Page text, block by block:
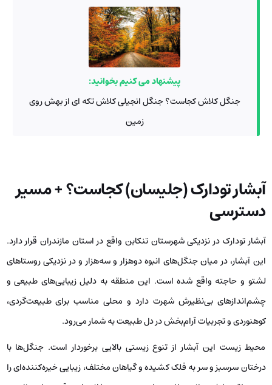
پیشنهاد می کنیم بخوانید:
جنگل کلاش کجاست؟ جنگل انجیلی کلاش تکه ای از بهش روی
زمین
آبشار تودارک (جلیسان) کجاست؟ + مسیر
دسترسی
آبشار تودارک در نزدیکی شهرستان تنکابن واقع در استان مازندران قرار دارد.
این آبشار، در میان جنگل‌های انبوه دوهزار و سه‌هزار و در نزدیکی روستاهای
لشتو و حاجته واقع شده است. این منطقه به دلیل زیبایی‌های طبیعی و
چشم‌اندازهای بی‌نظیرش شهرت دارد و محلی مناسب برای طبیعت‌گردی،
کوهنوردی و تجربیات آرام‌بخش در دل طبیعت به شمار می‌رود.
محیط‌ زیست این آبشار از تنوع زیستی بالایی برخوردار است. جنگل‌ها با
درختان سرسبز و سر به فلک کشیده و گیاهان مختلف، زیبایی خیره‌کننده‌ای را